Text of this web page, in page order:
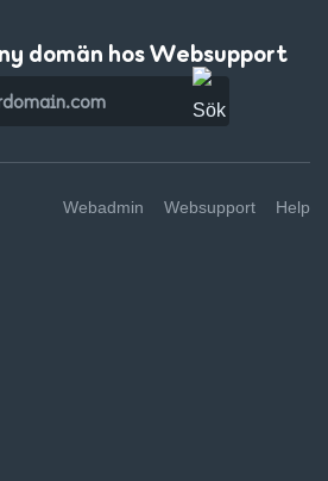
domän hos Websupport
Webadmin Websupport Help